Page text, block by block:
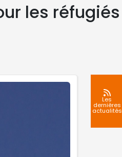
les réfugiés
Les
dernières
actualités